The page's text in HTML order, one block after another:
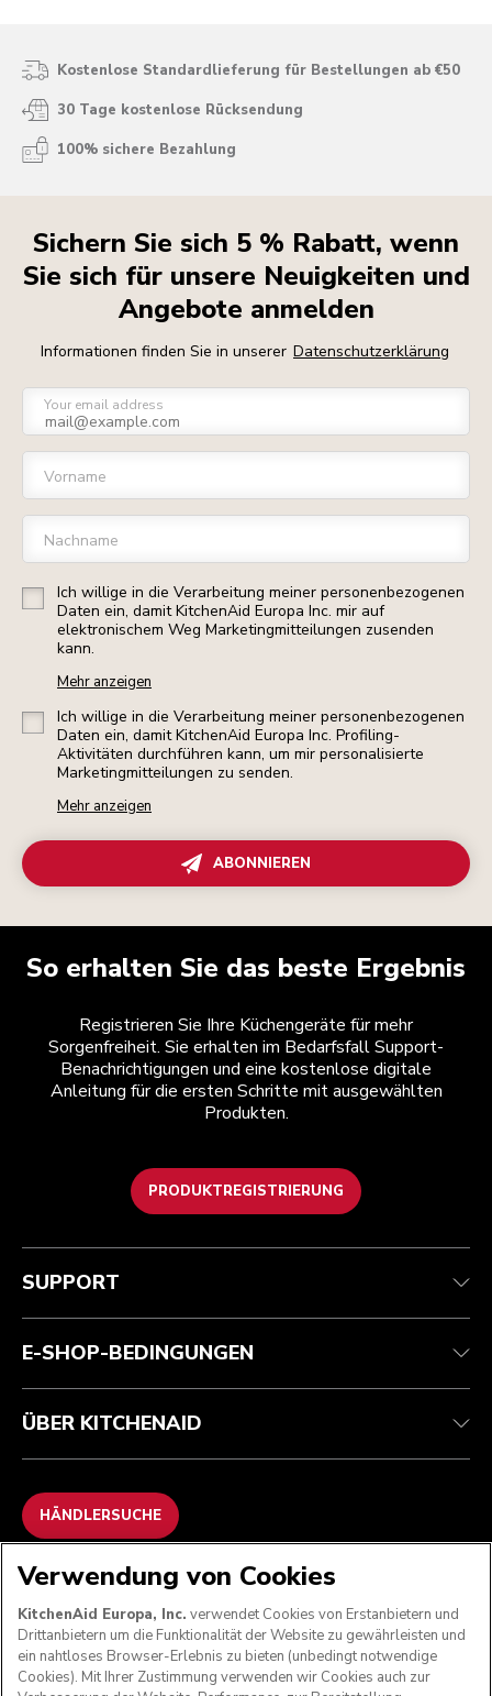
Kostenlose Standardlieferung für Bestellungen ab €50
30 Tage kostenlose Rücksendung
100% sichere Bezahlung
Sichern Sie sich 5 % Rabatt, wenn
Sie sich für unsere Neuigkeiten und
Angebote anmelden
Informationen finden Sie in unserer Datenschutzerklärung
Your email address
Vorname
Nachname
Ich willige in die Verarbeitung meiner personenbezogenen
Daten ein, damit KitchenAid Europa Inc. mir auf
elektronischem Weg Marketingmitteilungen zusenden
kann.
Mehr anzeigen
Ich willige in die Verarbeitung meiner personenbezogenen
Daten ein, damit KitchenAid Europa Inc. Profiling-
Aktivitäten durchführen kann, um mir personalisierte
Marketingmitteilungen zu senden.
Mehr anzeigen
ABONNIEREN
So erhalten Sie das beste Ergebnis
Registrieren Sie Ihre Küchengeräte für mehr
Sorgenfreiheit. Sie erhalten im Bedarfsfall Support-
Benachrichtigungen und eine kostenlose digitale
Anleitung für die ersten Schritte mit ausgewählten
Produkten.
PRODUKTREGISTRIERUNG
Health Check
Verfolgen Sie Ihre Bestellung
Garantie und Dokumente
Häufig gestellte fragen
Teilnahmebedingungen
Rückgaben und Erstattungen
Impressum
ODR
Die Marke
Händlersuche
SUPPORT
E-SHOP-BEDINGUNGEN
ÜBER KITCHENAID
HÄNDLERSUCHE
WIR AKZEPTIEREN
FOLGEN SIE UNS
Verwendung von Cookies
KitchenAid Europa, Inc. verwendet Cookies von Erstanbietern und
Drittanbietern um die Funktionalität der Website zu gewährleisten und
ein nahtloses Browser-Erlebnis zu bieten (unbedingt notwendige
Cookies). Mit Ihrer Zustimmung verwenden wir Cookies auch zur